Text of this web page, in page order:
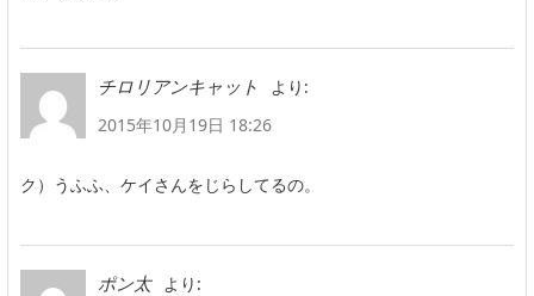
チロリアンキャット
より:
2015年10月19日 18:26
ク）うふふ、ケイさんをじらしてるの。
ポン太
より: